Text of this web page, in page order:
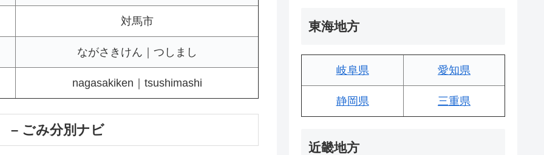
対馬市
ながさきけん｜つしまし
nagasakiken｜tsushimashi
– ごみ分別ナビ
東海地方
岐阜県 愛知県
静岡県 三重県
近畿地方